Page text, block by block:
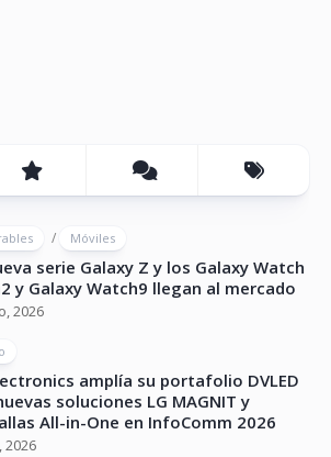
/ Móviles
serie Galaxy Z y los Galaxy Watch
y Galaxy Watch9 llegan al mercado
2026
amplía su portafolio DVLED
soluciones LG MAGNIT y
All-in-One en InfoComm 2026
2026